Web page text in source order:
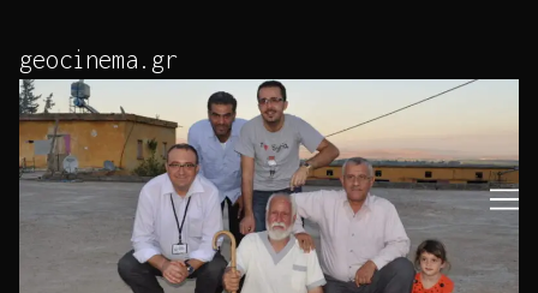
Content
geocinema.gr